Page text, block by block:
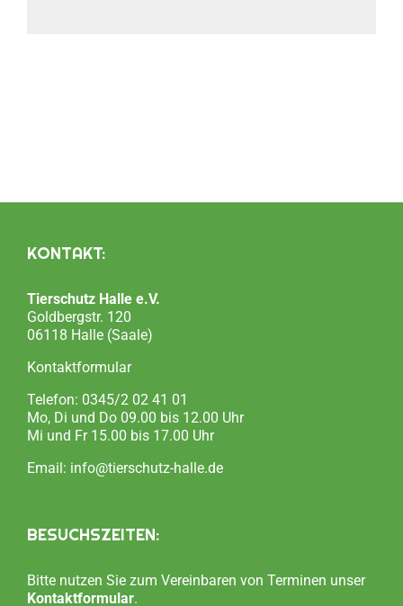
KONTAKT:
Tierschutz Halle e.V.
Goldbergstr. 120
06118 Halle (Saale)
Kontaktformular
Telefon: 0345/2 02 41 01
Mo, Di und Do 09.00 bis 12.00 Uhr
Mi und Fr 15.00 bis 17.00 Uhr
Email: info@tierschutz-halle.de
BESUCHSZEITEN:
Bitte nutzen Sie zum Vereinbaren von Terminen unser
Kontaktformular.